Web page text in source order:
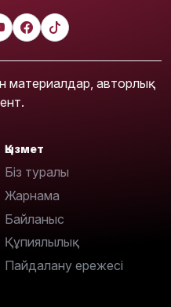
материалдар, авторлық
Қызмет
Біз туралы
Жарнама
Байланыс
Құпиялылық
Пайдалану ережесі